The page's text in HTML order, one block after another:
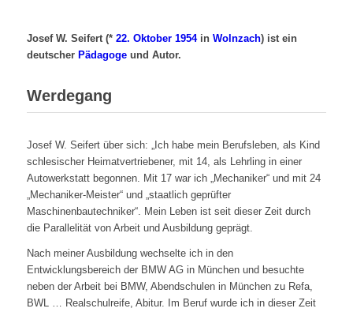
Josef W. Seifert (* 22. Oktober 1954in Wolnzach) ist ein
deutscher Pädagogeund Autor.
Werdegang
Josef W. Seifert über sich: „Ich habe mein Berufsleben, als Kind
schlesischer Heimatvertriebener, mit 14, als Lehrling in einer
Autowerkstatt begonnen. Mit 17 war ich „Mechaniker“ und mit 24
„Mechaniker-Meister“ und „staatlich geprüfter
Maschinenbautechniker“. Mein Leben ist seit dieser Zeit durch
die Parallelität von Arbeit und Ausbildung geprägt.
Nach meiner Ausbildung wechselte ich in den
Entwicklungsbereich der BMW AG in München und besuchte
neben der Arbeit bei BMW, Abendschulen in München zu Refa,
BWL … Realschulreife, Abitur. Im Beruf wurde ich in dieser Zeit